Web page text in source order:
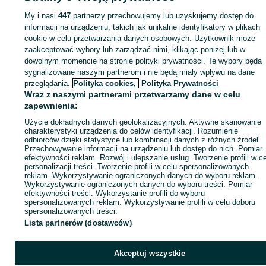
Strona główna Rolnictwo Części do maszyn rolniczych
Części do maszyn
rolniczych - Kujawsko-pomorskie
Części do maszyn rolniczych - Czernikowo
KATEGORIA
Zadzwoń / SMS Wyślij wiadomość
My i nasi447 partnerzy przechowujemy lub uzyskujemy dostęp do
informacji na urządzeniu, takich jak unikalne identyfikatory w plikach
cookie w celu przetwarzania danych osobowych. Użytkownik może
zaakceptować wybory lub zarządzać nimi, klikając poniżej lub w
dowolnym momencie na stronie polityki prywatności. Te wybory będą
sygnalizowane naszym partnerom i nie będą miały wpływu na dane
przeglądania. Polityka cookies, Polityka Prywatności
Wraz z naszymi partnerami przetwarzamy dane w celu
zapewnienia:
Użycie dokładnych danych geolokalizacyjnych. Aktywne skanowanie
charakterystyki urządzenia do celów identyfikacji. Rozumienie
odbiorców dzięki statystyce lub kombinacji danych z różnych źródeł.
Przechowywanie informacji na urządzeniu lub dostęp do nich. Pomiar
efektywności reklam. Rozwój i ulepszanie usług. Tworzenie profili w
personalizacji treści. Tworzenie profili w celu spersonalizowanych
reklam. Wykorzystywanie ograniczonych danych do wyboru reklam.
Wykorzystywanie ograniczonych danych do wyboru treści. Pomiar
efektywności treści. Wykorzystanie profili do wyboru
spersonalizowanych reklam. Wykorzystywanie profili w celu doboru
spersonalizowanych treści.
Lista partnerów (dostawców)
Akceptuj wszystkie